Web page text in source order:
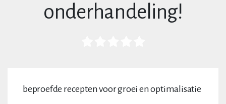
onderhandeling!
beproefde recepten voor groei en optimalisatie